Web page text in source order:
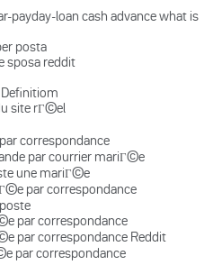
payday-loan cash advance what is
posta
sposa reddit
site rГ©el
correspondance
par courrier mariГ©e
une mariГ©e
par correspondance
par correspondance
par correspondance Reddit
par correspondance